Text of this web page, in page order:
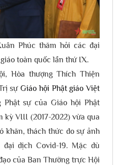
Phúc thăm hỏi các đại
toàn quốc lần thứ IX.
Hòa thượng Thích Thiện
sựGiáo hội Phật giáo Việt
Phật sự của Giáo hội Phật
kỳ VIII (2017-2022) vừa qua
khăn, thách thức do sự ảnh
dịch Covid-19. Mặc dù
của Ban Thường trực Hội